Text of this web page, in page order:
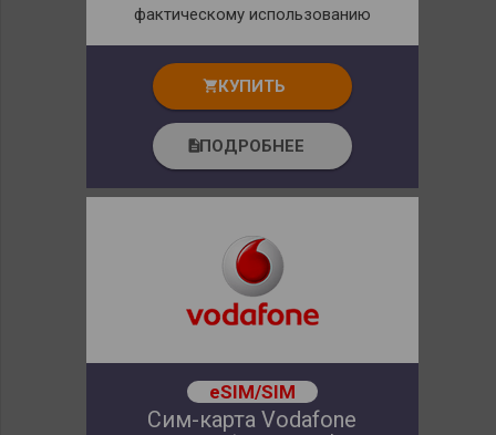
фактическому использованию
shopping_cart КУПИТЬ
descriptionПОДРОБНЕЕ
eSIM/SIM
Сим-карта Vodafone